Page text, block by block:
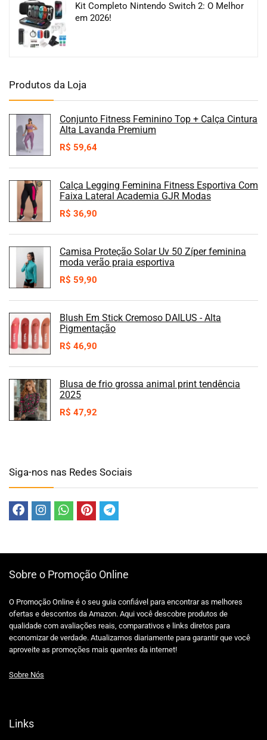
Kit Completo Nintendo Switch 2: O Melhor
em 2026!
Produtos da Loja
Conjunto Fitness Feminino Top + Calça Cintura
Alta Lavanda Premium
R$ 59,64
Calça Legging Feminina Fitness Esportiva Com
Faixa Lateral Academia GJR Modas
R$ 36,90
Camisa Proteção Solar Uv 50 Zíper feminina
moda verão praia esportiva
R$ 59,90
Blush Em Stick Cremoso DAILUS - Alta
Pigmentação
R$ 46,90
Blusa de frio grossa animal print tendência
2025
R$ 47,92
Siga-nos nas Redes Sociais
Sobre o Promoção Online
O Promoção Online é o seu guia confiável para encontrar as melhores
ofertas e descontos da Amazon. Aqui você descobre produtos de
qualidade com avaliações reais, comparativos e links diretos para
economizar de verdade. Atualizamos diariamente para garantir que você
aproveite as promoções mais quentes da internet!
Sobre Nós
Links